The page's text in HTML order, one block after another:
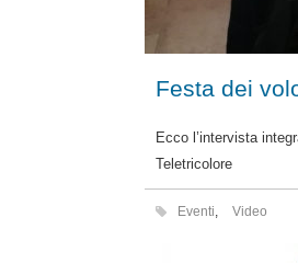
Festa dei
Ecco l’intervista
Teletricolore
Eventi Video